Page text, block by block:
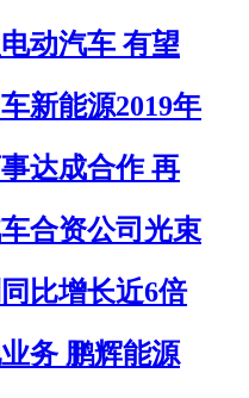
动汽车 有望
新能源2019年
达成合作 再
合资公司光束
比增长近6倍
务 鹏辉能源